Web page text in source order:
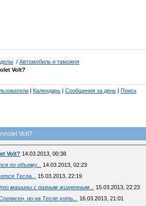
/ Автомобиль и таможня
Volt?
| Календарь | Сообщения за день | Поиск
Volt?
Volt? 14.03.2013, 00:38
по объему... 14.03.2013, 02:23
Тесла... 15.03.2013, 22:19
машины с разным жизненным... 15.03.2013, 22:23
но на Тесле хоть... 16.03.2013, 21:01